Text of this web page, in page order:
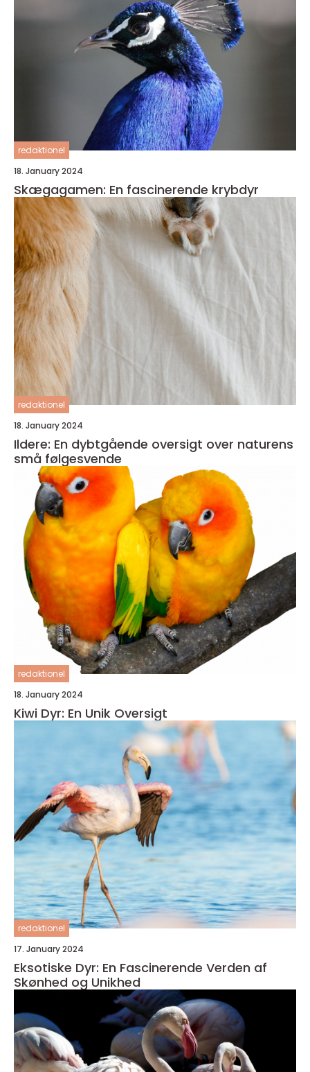
redaktionel
18. January 2024
Skægagamen: En fascinerende krybdyr
redaktionel
18. January 2024
Ildere: En dybtgående oversigt over naturens
små følgesvende
redaktionel
18. January 2024
Kiwi Dyr: En Unik Oversigt
redaktionel
17. January 2024
Eksotiske Dyr: En Fascinerende Verden af
Skønhed og Unikhed